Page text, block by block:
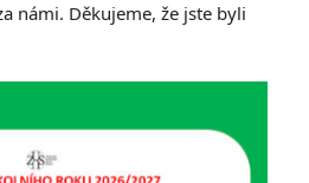
námi. Děkujeme, že jste byli